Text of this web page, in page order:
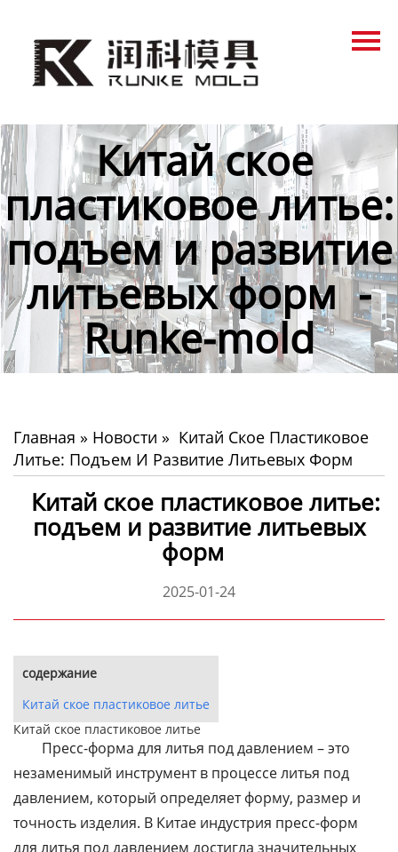
Продукция
Контакты
Китай ское
пластиковое литье:
подъем и развитие
литьевых форм -
Runke-mold
Главная » Новости » Китай Ское Пластиковое
Литье: Подъем И Развитие Литьевых Форм
Китай ское пластиковое литье:
подъем и развитие литьевых
форм
2025-01-24
содержание
Китай ское пластиковое литье
Китай ское пластиковое литье
Пресс-форма для литья под давлением – это
незаменимый инструмент в процессе литья под
давлением, который определяет форму, размер и
точность изделия. В Китае индустрия пресс-форм
для литья под давлением достигла значительных